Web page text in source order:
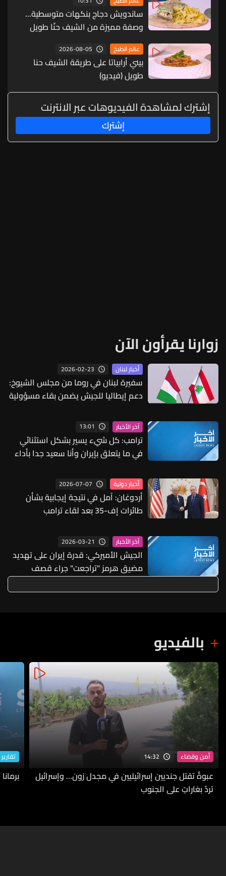
ساندويش دجاج بنكهات متوسطية...
وصفة مميزة من الشيف حنّا طويل
(فيديو)
عالم الطبخ 2026-08-05
بيني أرابياتا على طريقة الشيف حنا
طويل (فيديو)
إشترك لمشاهدة الفيديوهات عبر الانترنت
إشترك
زوارنا يقرأون الآن
أخبار لبنان 2026-02-23
سفيرة لبنان في روما من مجلس الشيوخ:
دعم إيطاليا للجيش يضمن بقاء مسؤولية
آخر الأخبار 13:01
ترامب: كل شيء يسير بشكل استثنائي
في ما يتعلق بإيران وأنا سعيد جدا بأداء
أخبار دولية 2026-07-07
أردوغان: آمل في نتيجة إيجابية بشأن
طائرات إف-35 بعد لقاء ترامب
آخر الأخبار 2026-03-21
الجيش الأميركي: قدرة إيران على تهديد
مضيق هرمز "تراجعت" جراء قصف
منشأة لها تحت الأرض
بالفيديو
أمن وقضاء 14:32
عبوةٌ تقتل جنديين إسرائيليين في مجدل زون… وإسرائيل
تردّ بغاراتٍ على الجنوب